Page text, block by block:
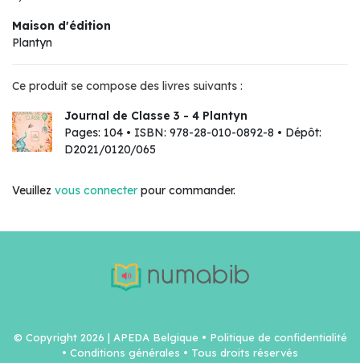
Maison d'édition
Plantyn
Ce produit se compose des livres suivants :
Journal de Classe 3 - 4 Plantyn
Pages: 104 • ISBN: 978-28-010-0892-8 • Dépôt:
D2021/0120/065
Veuillez vous connecter pour commander.
© Copyright 2026 | APEDA Belgique • Politique de confidentialité
• Conditions générales • Tous droits réservés